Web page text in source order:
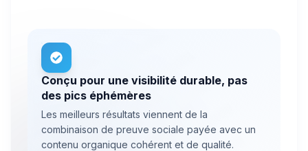
Conçu pour une visibilité durable, pas
des pics éphémères
Les meilleurs résultats viennent de la
combinaison de preuve sociale payée avec un
contenu organique cohérent et de qualité.